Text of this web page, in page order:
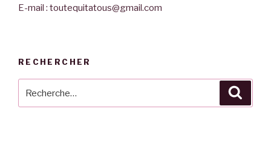
E-mail : toutequitatous@gmail.com
RECHERCHER
pour